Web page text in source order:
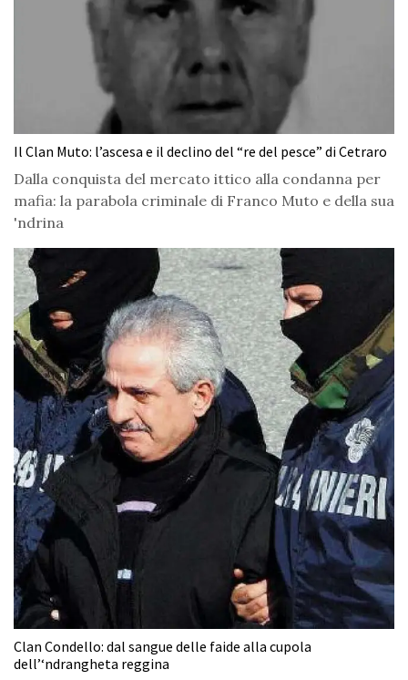
Il Clan Muto: l’ascesa e il declino del “re del pesce” di Cetraro
Dalla conquista del mercato ittico alla condanna per
mafia: la parabola criminale di Franco Muto e della sua
'ndrina
Clan Condello: dal sangue delle faide alla cupola
dell’‘ndrangheta reggina